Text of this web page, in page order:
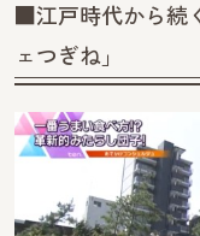
■江戸時代から続
ェつぎね」